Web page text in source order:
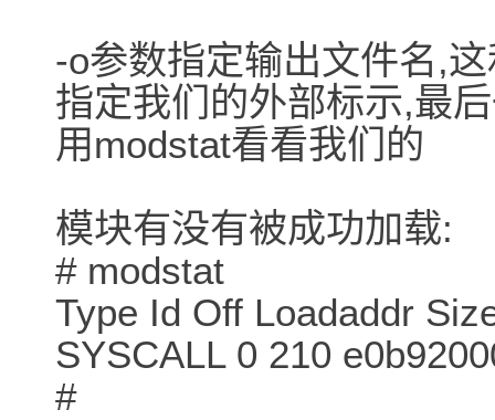
-o参数指定输出文件名,
指定我们的外部标示,最
用modstat看看我们的
模块有没有被成功加载:
# modstat
Type Id Off Loadaddr
SYSCALL 0 210
#